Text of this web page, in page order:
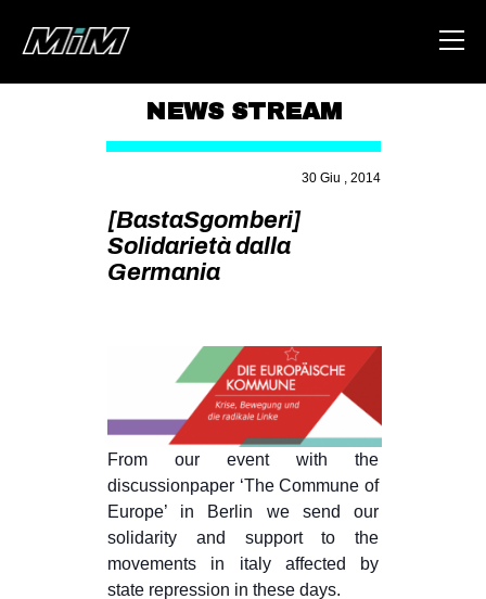
AREA
DEGENERAZIONE
CSOA LAMBRETTA
MSM
STUDENTI TSUNAMI
ZAM
MILANO
MOBILITAZIONI
SPAZI
NEWS STREAM
30 Giu , 2014
[BastaSgomberi]
Solidarietà dalla
Germania
From our event with the
discussionpaper ‘The Commune of
Europe’ in Berlin we send our
solidarity and support to the
movements in italy affected by
state repression in these days.